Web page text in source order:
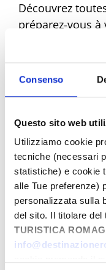
Consenso
Questo sito web
Utilizziamo cookie
tecniche (necessari
statistiche) e cookie
alle Tue preferenze)
personalizzata sulla
del sito. Il titolare del
TURISTICA
Découvrez
préparez-vous
Réservez dès
Du
Au